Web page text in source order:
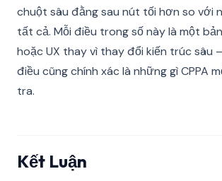
chuột sâu đằng sau nút tối hơn so với
tất cả. Mỗi điều trong số này là một
hoặc UX thay vì thay đổi kiến trúc sâu
điều cũng chính xác là những gì CPPA
tra.
Kết Luận